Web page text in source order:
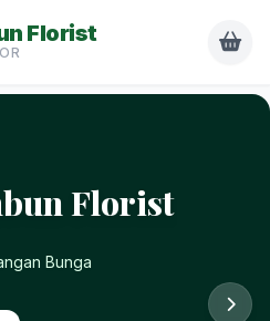
Florist
Florist
Bunga